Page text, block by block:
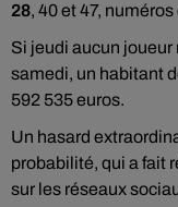
28, 40 et 47,
Si jeudi aucun joueur
samedi, un habitant
592 535 euros.
Un hasard
probabilité, qui a fait
sur les réseaux